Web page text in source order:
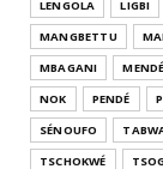
LENGOLA
LIGBI
MANGBETTU
MBAGANI
MENDÉ
NOK
PENDÉ
SÉNOUFO
TSCHOKWÉ